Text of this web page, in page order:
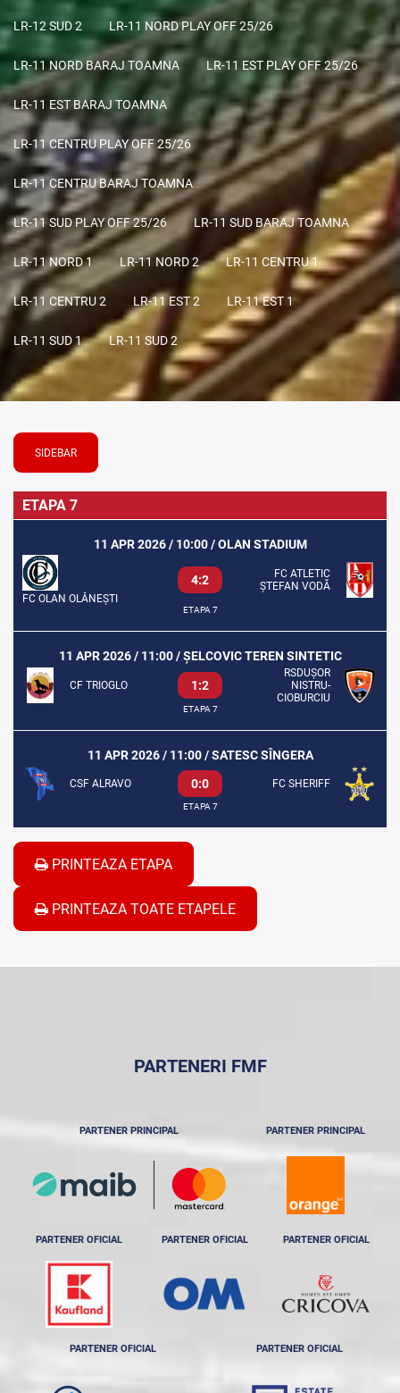
LR-12 SUD 2 LR-11 NORD PLAY OFF 25/26
LR-11 NORD BARAJ TOAMNA LR-11 EST PLAY OFF 25/26
LR-11 EST BARAJ TOAMNA
LR-11 CENTRU PLAY OFF 25/26
LR-11 CENTRU BARAJ TOAMNA
LR-11 SUD PLAY OFF 25/26 LR-11 SUD BARAJ TOAMNA
LR-11 NORD 1 LR-11 NORD 2 LR-11 CENTRU 1
LR-11 CENTRU 2 LR-11 EST 2 LR-11 EST 1
LR-11 SUD 1 LR-11 SUD 2
SIDEBAR
ETAPA 7
11 APR 2026 / 10:00 / OLAN STADIUM
FC OLAN OLĂNEȘTI
4:2
FC ATLETIC
ȘTEFAN VODĂ
ETAPA 7
11 APR 2026 / 11:00 / ȘELCOVIC TEREN SINTETIC
CF TRIOGLO 1:2
RSDUȘOR
NISTRU-
CIOBURCIU
ETAPA 7
11 APR 2026 / 11:00 / SATESC SÎNGERA
CSF ALRAVO 0:0 FC SHERIFF
ETAPA 7
PRINTEAZA ETAPA
PRINTEAZA TOATE ETAPELE
PARTENERI FMF
PARTENER PRINCIPAL PARTENER PRINCIPAL
PARTENER OFICIAL PARTENER OFICIAL PARTENER OFICIAL
PARTENER OFICIAL PARTENER OFICIAL